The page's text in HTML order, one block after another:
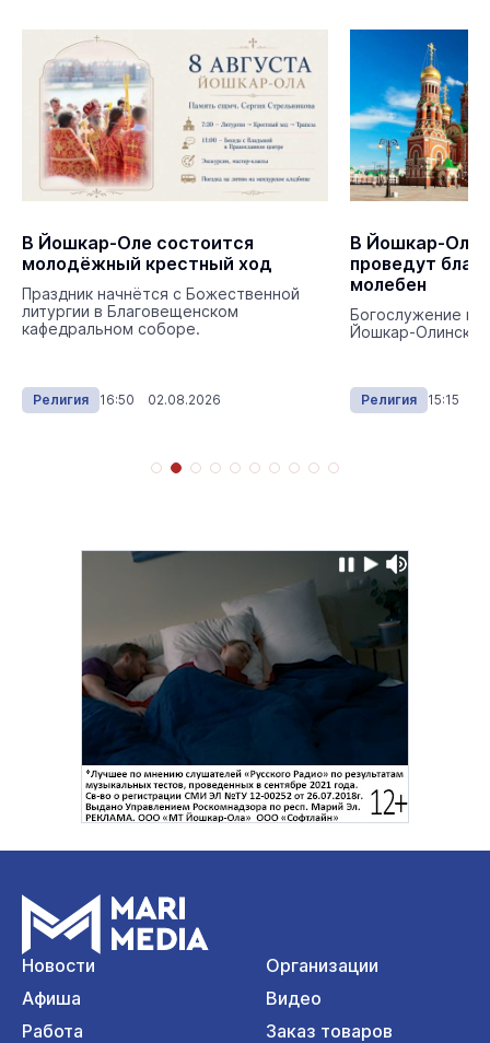
В Йошкар-Оле состоится
молодёжный крестный ход
Праздник начнётся с Божественной
литургии в Благовещенском
кафедральном соборе.
Религия 16:50 02.08.2026
В Йошкар-Оле
проведут
молебен
Богослужение
Йошкар-
Религия 15:15
Новости
Организации
Афиша
Видео
Работа
Заказ товаров